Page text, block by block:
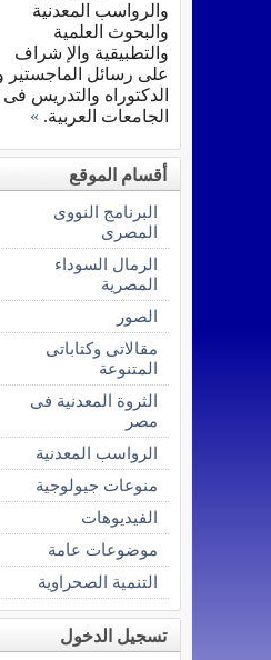
والرواسب المعدنية
والبحوث العلمية
والتطبيقية والإ شراف
على رسائل الماجستير
الدكتوراه والتدريس فى
الجامعات العربية. »
أقسام الموقع
البرنامج النووى
المصرى
الرمال السوداء
المصرية
الصور
مقالاتى وكتاباتى
المتنوعة
الثروة المعدنية فى
مصر
الرواسب المعدنية
منوعات جيولوجية
الفيديوهات
موضوعات عامة
التنمية الصحراوية
تسجيل الدخول